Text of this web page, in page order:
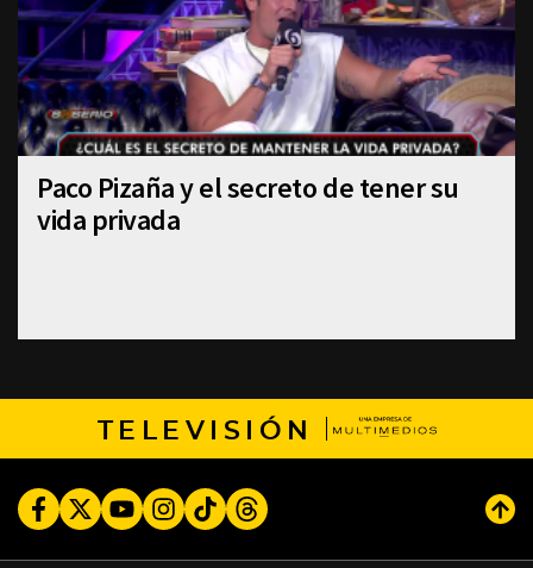
Paco Pizaña y el secreto de tener su
vida privada
TELEVISIÓN
FacebookTwitterYoutubeInstagram
TikTokThreads